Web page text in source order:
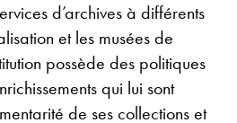
d’archives à différents
et les musées de
possède des politiques
qui lui sont
de ses collections et